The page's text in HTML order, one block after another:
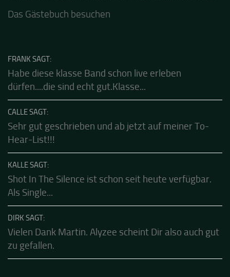
Dank für die tolle Mucke zur Party! Der aktuelle Live
FRANK SAGT:
Habe diese klasse Band schon live erleben
dürfen....die sind echt gut.Klasse...
CALLE SAGT:
Sehr gut geschrieben und ab jetzt auf meiner To-
Hear-List!!!
KALLE SAGT:
Shot In The Silence ist schon seit heute verfügbar.
Als Single...
DIRK SAGT:
Vielen Dank Martin. Alyzee scheint Dir also auch gut